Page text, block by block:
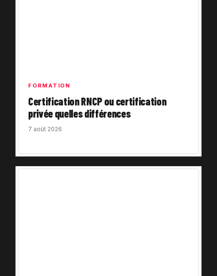
FORMATION
Certification RNCP ou certification
privée quelles différences
7 août 2026